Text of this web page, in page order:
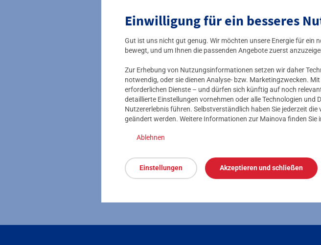
Einwilligung für ein besseres
Gut ist uns nicht gut genug. Wir möchten unsere Energie für ein
bewegt, und um Ihnen die passenden Angebote zuerst
Zur Erhebung von Nutzungsinformationen setzen wir daher
notwendig, oder sie dienen Analyse- bzw. Marketingzwecken.
erforderlichen Dienste – und dürfen sich künftig auf noch
detaillierte Einstellungen vornehmen oder alle Technologien und
Nutzererlebnis führen. Selbstverständlich haben Sie jederzeit
geändert werden. Weitere Informationen zur Mainova finden Sie
Ablehnen
Einstellungen Akzeptieren und schließen
Die Standorte der von Mainova betriebenen Power-
Osten, Taunusstein im Westen oder Dreieich im
REWE-Mitte-Parkplätzen weist Frankfurt am Main
mit 6 Märkten in Mainz auf der Lade-Landkarte
Die Mainova-Tochter NRM Netzdienste Rhein-
ebenfalls eingebunden. Denn ein Großteil der
NRM-Fachleute unter anderem die Abstimmung
Infrastruktur-Spezialisten ebenfalls ein.
Pressemitteilung: